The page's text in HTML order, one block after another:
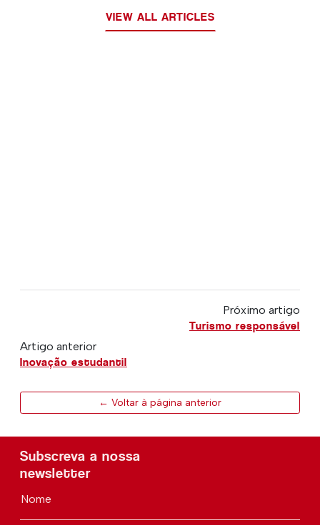
VIEW ALL ARTICLES
Próximo artigo
Turismo responsável
Artigo anterior
Inovação estudantil
← Voltar à página anterior
Subscreva a nossa
newsletter
Nome